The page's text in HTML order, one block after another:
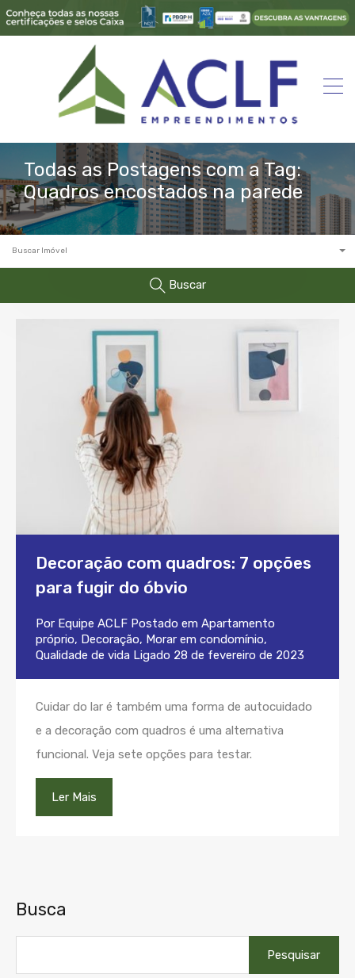
Todas as Postagens com a Tag:
Quadros encostados na parede
Buscar Imóvel
Buscar
Decoração com quadros: 7 opções
para fugir do óbvio
Por Equipe ACLF Postado em Apartamento
próprio, Decoração, Morar em condomínio,
Qualidade de vida Ligado 28 de fevereiro de 2023
Cuidar do lar é também uma forma de autocuidado
e a decoração com quadros é uma alternativa
funcional. Veja sete opções para testar.
Ler Mais
Busca
por: